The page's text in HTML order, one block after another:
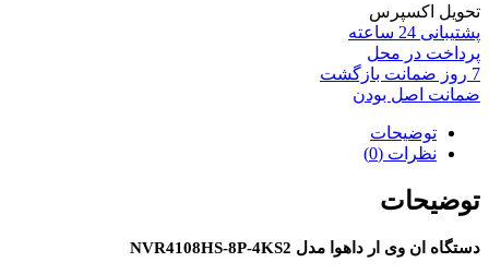
تحویل اکسپرس
پشتیبانی 24 ساعته
پرداخت در محل
7 روز ضمانت بازگشت
ضمانت اصل بودن
توضیحات
نظرات (0)
توضیحات
دستگاه ان وی ار داهوا مدل NVR4108HS-8P-4KS2